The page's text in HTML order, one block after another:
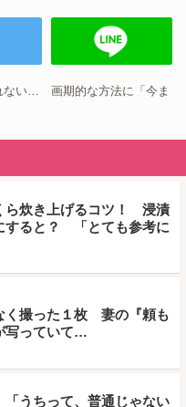
ない… 画期的な方法に「今ま
ら炊き上げるコツ！ 浸漬
すると？ 「とても参考に
く撮った１枚 妻の『頼も
写っていて…
「うちって、普通じゃない